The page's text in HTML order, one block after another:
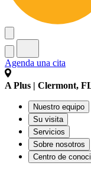
Agenda una cita
A Plus | Clermont,
Nuestro equipo
Su visita
Servicios
Sobre nosotros
Centro de